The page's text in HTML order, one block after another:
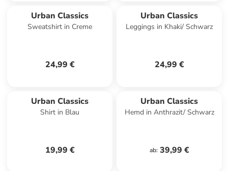
Urban Classics
Sweatshirt in Creme
24,99 €
Urban Classics
Leggings in Khaki/ Schwarz
24,99 €
Urban Classics
Shirt in Blau
19,99 €
Urban Classics
Hemd in Anthrazit/ Schwarz
ab: 39,99 €